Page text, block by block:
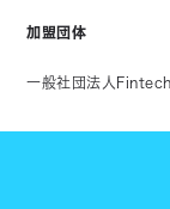
加盟団体
一般社団法人